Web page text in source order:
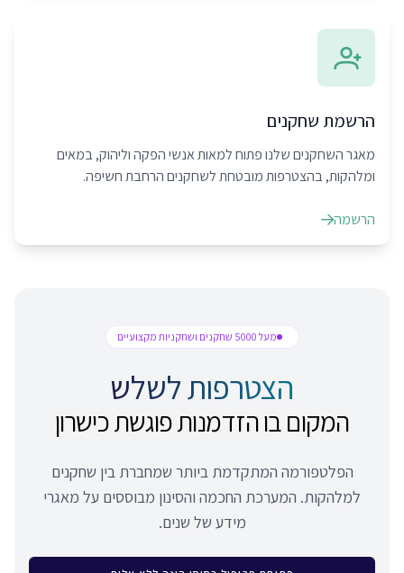
הרשמת שחקנים
מאגר השחקנים שלנו פתוח למאות אנשי הפקה וליהוק, במאים
ומלהקות, בהצטרפות מובטחת לשחקנים הרחבת חשיפה.
הרשמה
מעל 5000 שחקנים ושחקניות מקצועיים
הצטרפות לשלש
המקום בו הזדמנות פוגשת כישרון
הפלטפורמה המתקדמת ביותר שמחברת בין שחקנים
למלהקות. המערכת החכמה והסינון מבוססים על מאגרי
מידע של שנים.